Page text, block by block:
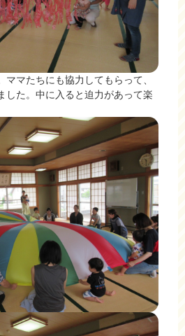
ママたちにも協力してもらって、
した。中に入ると迫力があって楽